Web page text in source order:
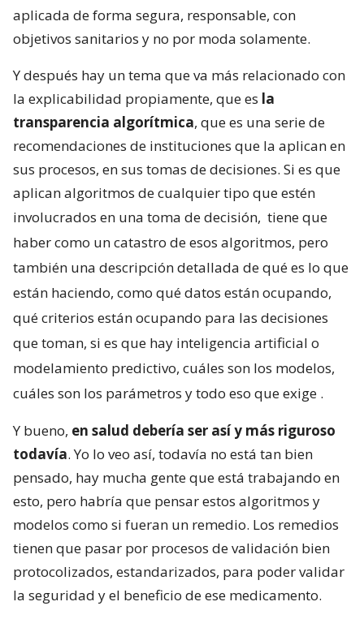
aplicada de forma segura, responsable, con
objetivos sanitarios y no por moda solamente.
Y después hay un tema que va más relacionado con
la explicabilidad propiamente, que es la
transparencia algorítmica, que es una serie de
recomendaciones de instituciones que la aplican en
sus procesos, en sus tomas de decisiones. Si es que
aplican algoritmos de cualquier tipo que estén
involucrados en una toma de decisión, tiene que
haber como un catastro de esos algoritmos, pero
también una descripción detallada de qué es lo que
están haciendo, como qué datos están ocupando,
qué criterios están ocupando para las decisiones
que toman, si es que hay inteligencia artificial o
modelamiento predictivo, cuáles son los modelos,
cuáles son los parámetros y todo eso que exige .
Y bueno, en salud debería ser así y más riguroso
todavía. Yo lo veo así, todavía no está tan bien
pensado, hay mucha gente que está trabajando en
esto, pero habría que pensar estos algoritmos y
modelos como si fueran un remedio. Los remedios
tienen que pasar por procesos de validación bien
protocolizados, estandarizados, para poder validar
la seguridad y el beneficio de ese medicamento.